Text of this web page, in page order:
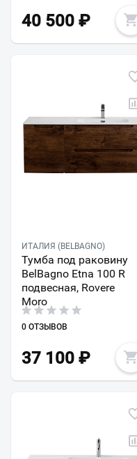
40 500 ₽
ИТАЛИЯ (BELBAGNO)
Тумба под раковину
BelBagno Etna 100 R
подвесная, Rovere
Moro
0 ОТЗЫВОВ
37 100 ₽